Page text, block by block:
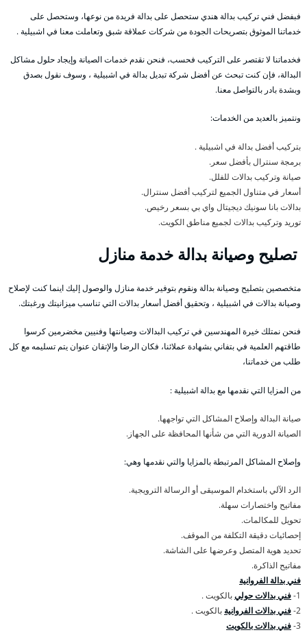
فبفضل فني تركيب بدالة هندي ستحصل على بدالة فريدة من نوعها، وستحصل على
خدماتنا الموثوق بتصريحات الجودة من شركات عملاقة شبق وتعاملت معنا في اشبيلية .
فخدماتنا لا تقتصر على التركيب فحسب، فنحن نقدم خدمات الصيانة وإيجاد حلول مشاكل
البدالة، فإن كنت تبحث عن أفضل شركة تبديل بدالة في اشبيلية ، وسوف نقول بصدق
وبشدة بادر بالتواصل معنا.
ونتميز بالعديد من الخدمات:
بتركيب أفضل بدالة في اشبيلية .
برمجة سنترال بأفضل سعر.
صيانة وتركيب بدالات للفلل.
أسعار في متناول الجميع لتركيب أفضل سنترال.
بدالات بانا سونيك ديجيتال واي بي بسعر رخيص.
توريد وتركيب بدالات لجميع مناطق الكويت.
تصليح وصيانة بدالة خدمة منازل
متخصصين بتصليح وصيانة بدالة ونقوم بتوفير خدمة منازل والوصول إليك اينما كنت لإصلاح
وصيانة بدالات في اشبيلية ، وتحقيق أفضل أسعار بدالات التي تناسب ميزانيتك ورغبتك.
فنحن نمتلك خيرة المهندسين في تركيب البدالات وصيانتها وفنيين مخضرمين كرسوا
طاقتهم العلمية في بتفاني بشهادة عملائنا، فكان الرضا والإتقان عنوان يتم تسليمه مع كل
طلب من خدماتنا،
من المزايا التي نقدمها مع بدالة اشبيلية :
صيانة البدالة وإصلاح المشاكل التي تواجهها.
الصيانة الدورية التي من شأنها المحافظة على الجهاز.
وإصلاح المشاكل المرتبطة بالمزايا والتي نقدمها وهي:
الرد الآلي باستخدام الموسيقى أو الرسالة الترويجية.
مفاتيح واختصارات سهلة.
تحويل للمكالمات.
إحصائيات دقيقة التكلفة من الموقف.
تحديد هوية المتصل وعرضها على الشاشة.
مفاتيح الذاكرة.
فني بدالة الفروانية
1- فني بدالات حوليبالكويت .
2- فني بدالات الفروانية بالكويت .
3- فني بدالات بالكويت